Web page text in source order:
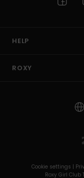
HELP
ROXY
Cookie settings |
Roxy Girl Club